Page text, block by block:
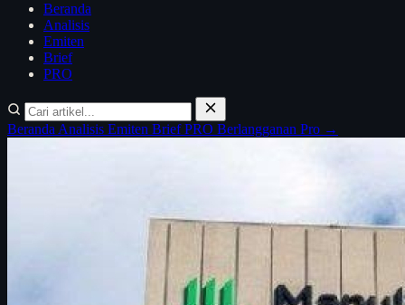
Beranda
Analisis
Emiten
Brief
PRO
Beranda Analisis Emiten BriefPRO Berlangganan Pro →